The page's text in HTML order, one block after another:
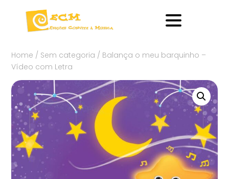
Home / Sem categoria / Balança o meu barquinho –
Vídeo com Letra